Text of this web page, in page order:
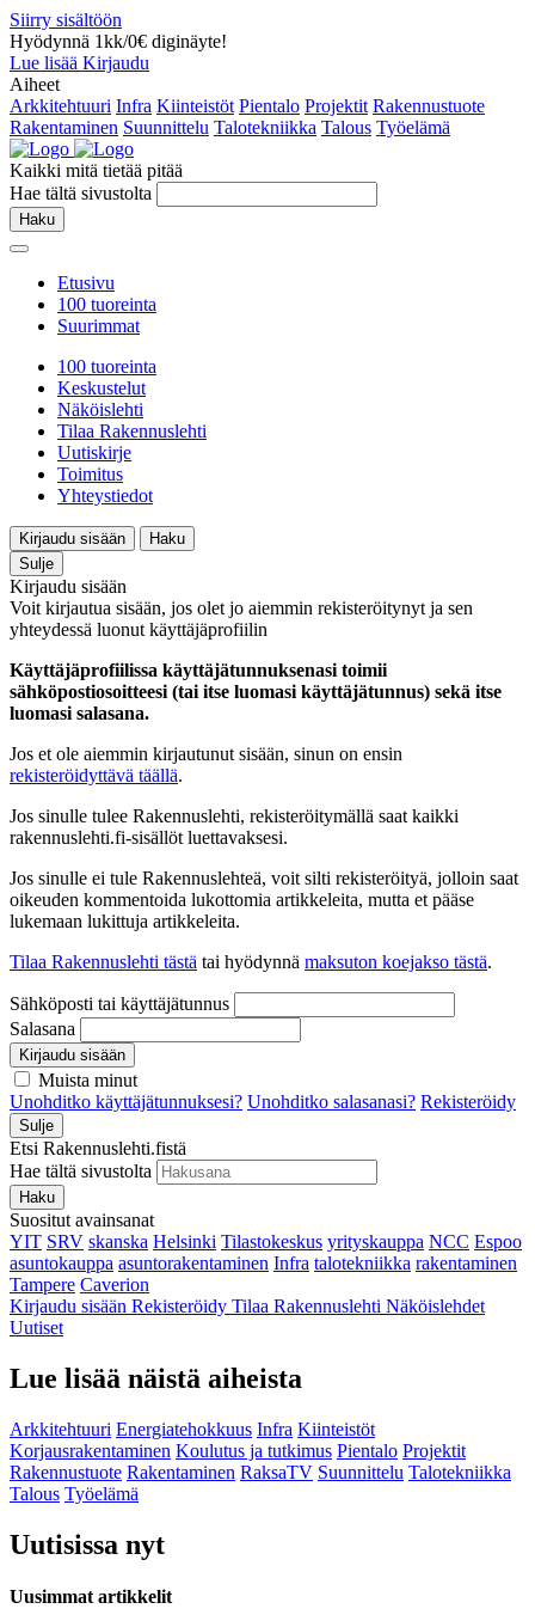
Siirry sisältöön
Hyödynnä 1kk/0€ diginäyte!
Lue lisää Kirjaudu
Aiheet
Arkkitehtuuri Infra Kiinteistöt Pientalo Projektit Rakennustuote
Rakentaminen Suunnittelu Talotekniikka Talous Työelämä
Kaikki mitä tietää pitää
Hae tältä sivustolta
Haku
Etusivu
100 tuoreinta
Suurimmat
100 tuoreinta
Keskustelut
Näköislehti
Tilaa Rakennuslehti
Uutiskirje
Toimitus
Yhteystiedot
Kirjaudu sisään
Haku
Sulje
Kirjaudu sisään
Voit kirjautua sisään, jos olet jo aiemmin rekisteröitynyt ja sen
yhteydessä luonut käyttäjäprofiilin
Käyttäjäprofiilissa käyttäjätunnuksenasi toimii
sähköpostiosoitteesi (tai itse luomasi käyttäjätunnus) sekä itse
luomasi salasana.
Jos et ole aiemmin kirjautunut sisään, sinun on ensin
rekisteröidyttävä täällä.
Jos sinulle tulee Rakennuslehti, rekisteröitymällä saat kaikki
rakennuslehti.fi-sisällöt luettavaksesi.
Jos sinulle ei tule Rakennuslehteä, voit silti rekisteröityä, jolloin saat
oikeuden kommentoida lukottomia artikkeleita, mutta et pääse
lukemaan lukittuja artikkeleita.
Tilaa Rakennuslehti tästä tai hyödynnä maksuton koejakso tästä.
Sähköposti tai käyttäjätunnus
Salasana
Kirjaudu sisään
Muista minut
Unohditko käyttäjätunnuksesi? Unohditko salasanasi? Rekisteröidy
Sulje
Etsi Rakennuslehti.fistä
Hae tältä sivustolta
Haku
Suositut avainsanat
YIT SRV skanska Helsinki Tilastokeskus yrityskauppa NCC Espoo
asuntokauppa asuntorakentaminen Infra talotekniikka rakentaminen
Tampere Caverion
Kirjaudu sisään Rekisteröidy Tilaa Rakennuslehti Näköislehdet
Uutiset
Lue lisää näistä aiheista
Arkkitehtuuri Energiatehokkuus Infra Kiinteistöt
Korjausrakentaminen Koulutus ja tutkimus Pientalo Projektit
Rakennustuote Rakentaminen RaksaTV Suunnittelu Talotekniikka
Talous Työelämä
Uutisissa nyt
Uusimmat artikkelit